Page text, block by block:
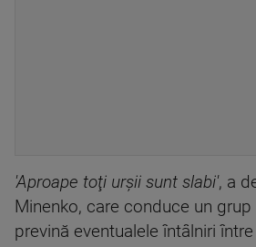
'Aproape toţi urşii sunt slabi', a
Minenko, care conduce un
prevină eventualele întâlniri